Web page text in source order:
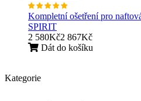
Kompletní ošetření pro
SPIRIT
2 580Kč2 867Kč
Dát do košíku
Kategorie